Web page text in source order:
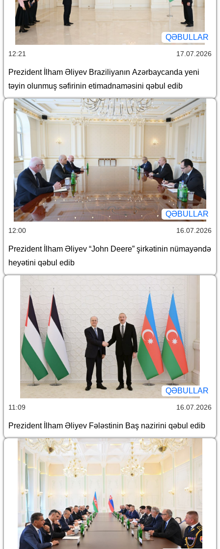
QƏBULLAR
12:21 17.07.2026
Prezident İlham Əliyev Braziliyanın Azərbaycanda yeni
təyin olunmuş səfirinin etimadnaməsini qəbul edib
QƏBULLAR
12:00 16.07.2026
Prezident İlham Əliyev “John Deere” şirkətinin nümayəndə
heyətini qəbul edib
QƏBULLAR
11:09 16.07.2026
Prezident İlham Əliyev Fələstinin Baş nazirini qəbul edib